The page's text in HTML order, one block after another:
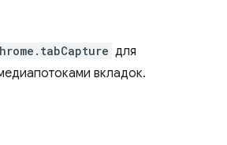
для
вкладок.